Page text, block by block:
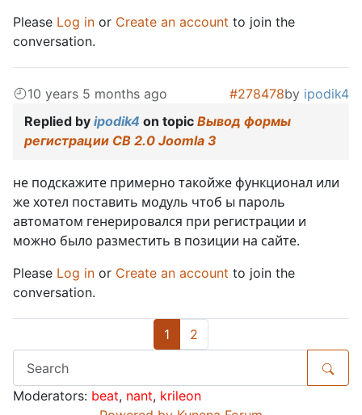
Please Log in or Create an account to join the
conversation.
10 years 5 months ago #278478by ipodik4
Replied by ipodik4 on topic Вывод формы
регистрации CB 2.0 Joomla 3
не подскажите примерно такойже функционал или
же хотел поставить модуль чтоб ы пароль
автоматом генерировался при регистрации и
можно было разместить в позиции на сайте.
Please Log in or Create an account to join the
conversation.
1 2
Moderators: beat, nant, krileon